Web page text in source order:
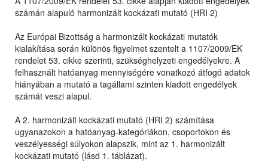
számán alapuló harmonizált kockázati mutató (HRI 2)
Az Európai Bizottság a harmonizált kockázati mutatók
kialakítása során különös figyelmet szentelt a 1107/2009/EK
rendelet 53. cikke szerinti, szükséghelyzeti engedélyekre. A
felhasznált hatóanyag mennyiségére vonatkozó átfogó adatok
hiányában a mutató a tagállami szinten kiadott engedélyek
számát veszi alapul.
A 2. harmonizált kockázati mutató (HRI 2) számítása
ugyanazokon a hatóanyag-kategóriákon, csoportokon és
veszélyességi súlyokon alapszik, mint az 1. harmonizált
kockázati mutató (lásd 1. táblázat).